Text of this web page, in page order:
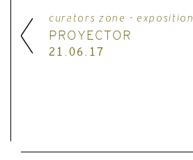
curators zone - exposition
PROYECTOR
21.06.17